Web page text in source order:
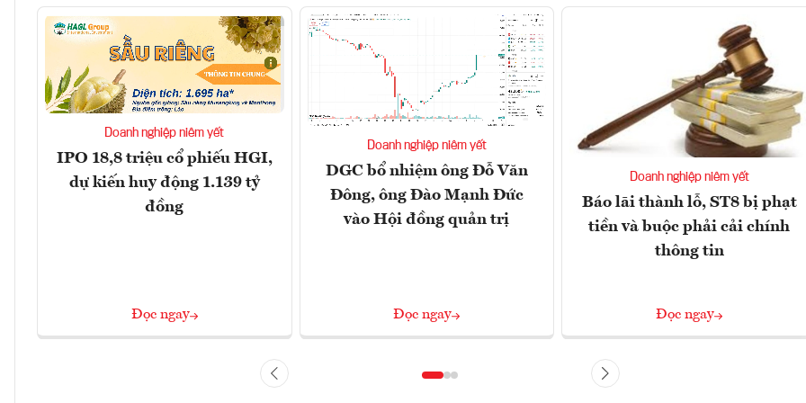
Doanh nghiệp niêm yết
IPO 18,8 triệu cổ phiếu HGI,
dự kiến huy động 1.139 tỷ
đồng
Đọc ngay
Doanh nghiệp niêm yết
DGC bổ nhiệm ông Đỗ Văn
Đông, ông Đào Mạnh Đức
vào Hội đồng quản trị
Đọc ngay
Doanh nghiệp niêm yết
Báo lãi thành lỗ, ST8 bị phạt
tiền và buộc phải cải chính
thông tin
Đọc ngay